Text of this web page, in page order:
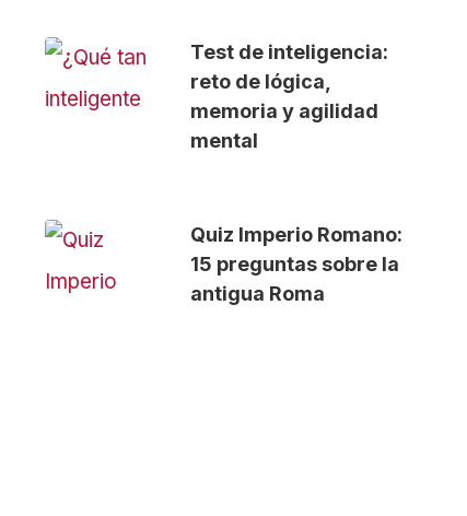
Test de inteligencia:
reto de lógica,
memoria y agilidad
mental
Quiz Imperio Romano:
15 preguntas sobre la
antigua Roma